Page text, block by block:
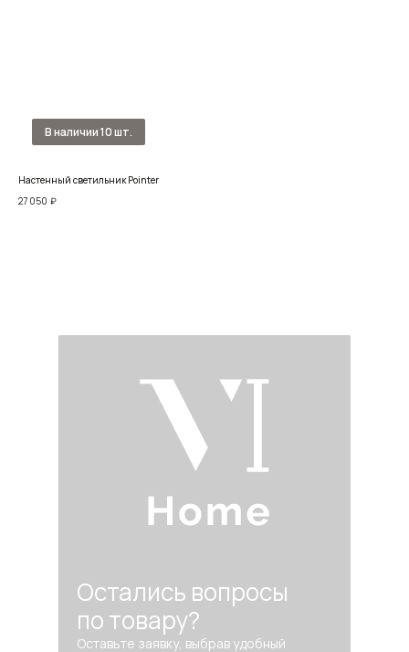
Настенный светильник Pointer
27 050 ₽
Остались вопросы
по товару?
Оставьте заявку, выбрав удобный